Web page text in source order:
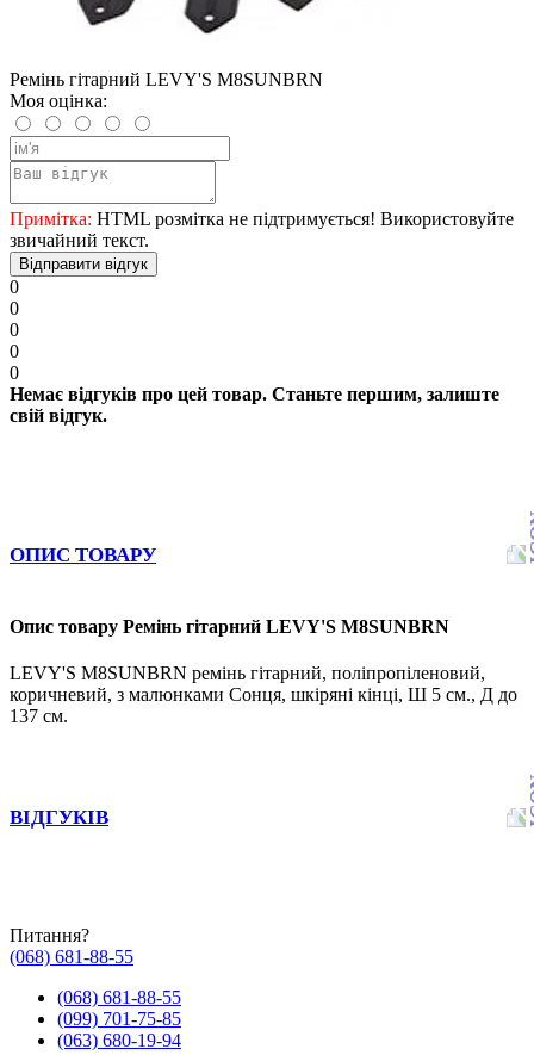
Ремінь гітарний LEVY'S M8SUNBRN
Моя оцінка:
Примітка: HTML розмітка не підтримується! Використовуйте
звичайний текст.
Відправити відгук
0
0
0
0
0
Немає відгуків про цей товар. Станьте першим, залиште
свій відгук.
ОПИС ТОВАРУ
Опис товару Ремінь гітарний LEVY'S M8SUNBRN
LEVY'S M8SUNBRN ремінь гітарний, поліпропіленовий,
коричневий, з малюнками Сонця, шкіряні кінці, Ш 5 см., Д до
137 см.
ВІДГУКІВ
Питання?
(068) 681-88-55
(068) 681-88-55
(099) 701-75-85
(063) 680-19-94